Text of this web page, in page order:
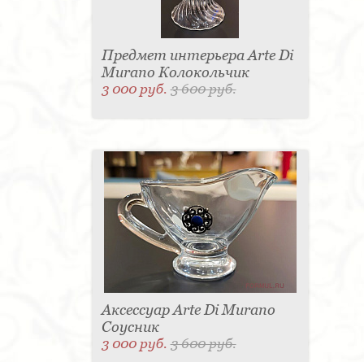
Предмет интерьера Arte Di
Murano Колокольчик
3 000 руб.3 600 руб.
Аксессуар Arte Di Murano
Соусник
3 000 руб.3 600 руб.